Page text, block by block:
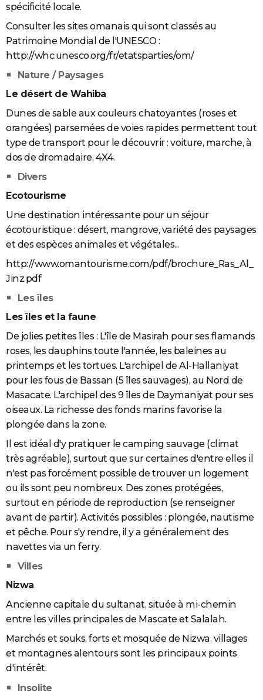
spécificité locale.
Consulter les sites omanais qui sont classés au
Patrimoine Mondial de l'UNESCO :
http://whc.unesco.org/fr/etatsparties/om/
Nature / Paysages
Le désert de Wahiba
Dunes de sable aux couleurs chatoyantes (roses et
orangées) parsemées de voies rapides permettent tout
type de transport pour le découvrir : voiture, marche, à
dos de dromadaire, 4X4.
Divers
Ecotourisme
Une destination intéressante pour un séjour
écotouristique : désert, mangrove, variété des paysages
et des espèces animales et végétales...
http://www.omantourisme.com/pdf/brochure_Ras_Al_
Jinz.pdf
Les îles
Les îles et la faune
De jolies petites îles : L'île de Masirah pour ses flamands
roses, les dauphins toute l'année, les baleines au
printemps et les tortues. L'archipel de Al-Hallaniyat
pour les fous de Bassan (5 îles sauvages), au Nord de
Masacate. L'archipel des 9 îles de Daymaniyat pour ses
oiseaux. La richesse des fonds marins favorise la
plongée dans la zone.
Il est idéal d'y pratiquer le camping sauvage (climat
très agréable), surtout que sur certaines d'entre elles il
n'est pas forcément possible de trouver un logement
ou ils sont peu nombreux. Des zones protégées,
surtout en période de reproduction (se renseigner
avant de partir). Activités possibles : plongée, nautisme
et pêche. Pour s'y rendre, il y a généralement des
navettes via un ferry.
Villes
Nizwa
Ancienne capitale du sultanat, située à mi-chemin
entre les villes principales de Mascate et Salalah.
Marchés et souks, forts et mosquée de Nizwa, villages
et montagnes alentours sont les principaux points
d'intérêt.
Insolite